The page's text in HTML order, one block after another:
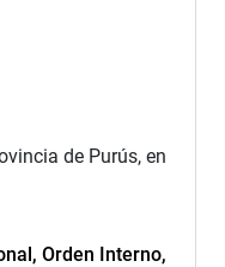
de Purús, en
Orden Interno,